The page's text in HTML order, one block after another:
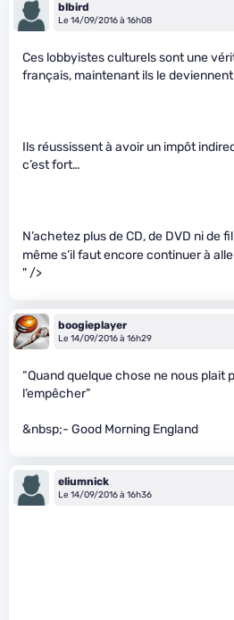
blbird
Le 14/09/2016 à 16h08
Ces lobbyistes culturels sont une
français, maintenant ils le
Ils réussissent à avoir un impôt
c’est fort…
N’achetez plus de CD, de DVD ni de
même s’il faut encore continuer à
" />
boogieplayer
Le 14/09/2016 à 16h29
“Quand quelque chose ne nous plait
l’empêcher”
&nbsp;- Good Morning England
eliumnick
Le 14/09/2016 à 16h36